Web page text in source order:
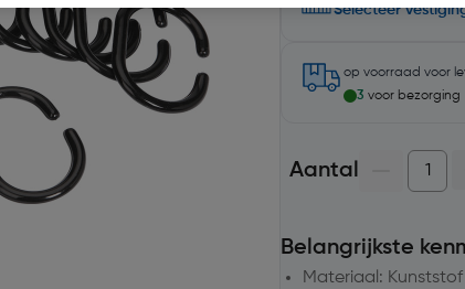
Selecteer
op voorraad voor
3 voor bezorging
Aantal
Belangrijkste
Materiaal: Kunststof